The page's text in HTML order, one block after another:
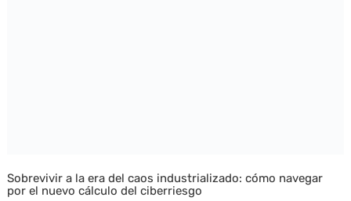
Sobrevivir a la era del caos industrializado: cómo navegar
por el nuevo cálculo del ciberriesgo